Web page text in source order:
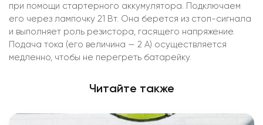
при помощи стартерного аккумулятора. Подключаем
его через лампочку 21 Вт. Она берется из стоп-сигнала
и выполняет роль резистора, гасящего напряжение.
Подача тока (его величина — 2 А) осуществляется
медленно, чтобы не перегреть батарейку.
Читайте также